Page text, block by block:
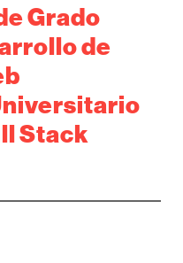
Grado
de
Stack